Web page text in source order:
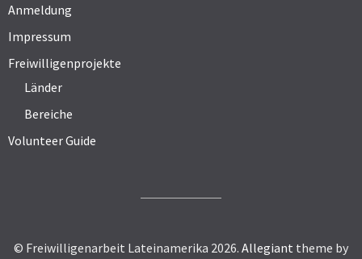
Anmeldung
Impressum
Freiwilligenprojekte
Länder
Bereiche
Volunteer Guide
© Freiwilligenarbeit Lateinamerika 2026. Allegiant theme by